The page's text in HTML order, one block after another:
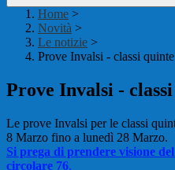
Home >
Novità >
Le notizie >
Prove Invalsi - classi quinte
Prove Invalsi -
Le prove Invalsi per le classi
8 Marzo fino a lunedì 28 Marzo.
Si prega di prendere visione
circolare 76.